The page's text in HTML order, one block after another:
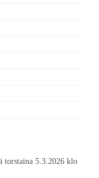
torstaina 5.3.2026 klo